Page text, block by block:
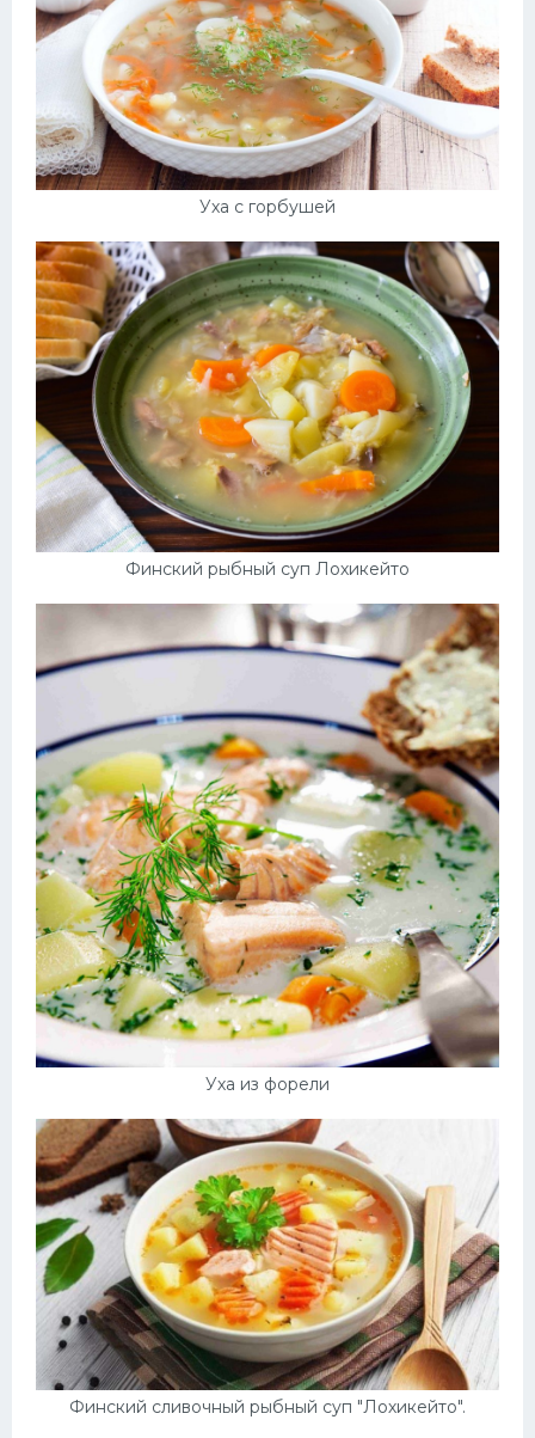
Уха с горбушей
Финский рыбный суп Лохикейто
Уха из форели
Финский сливочный рыбный суп "Лохикейто".